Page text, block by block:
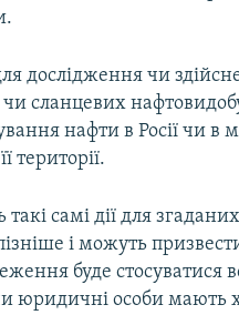
дослідження чи
сланцевих
нафти в Росії чи в
території.
самі дії для
і можуть
буде стосуватися
юридичні особи мають